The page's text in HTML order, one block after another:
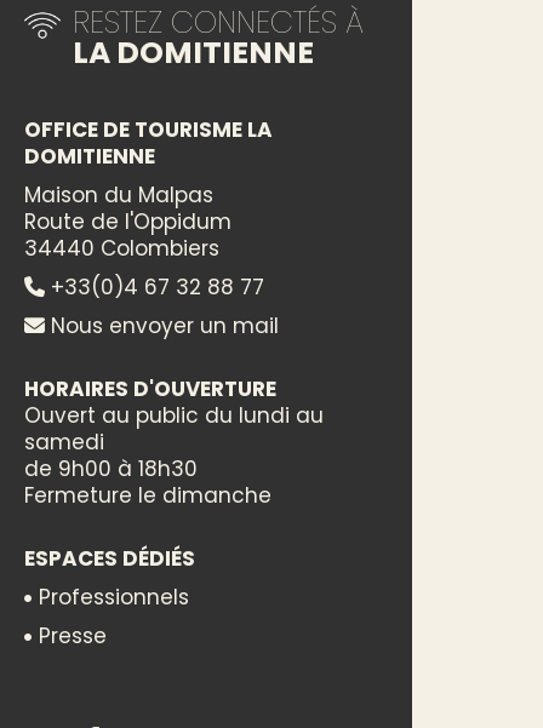
RESTEZ CONNECTÉS À
LA DOMITIENNE
OFFICE DE TOURISME LA
DOMITIENNE
Maison du Malpas
Route de l'Oppidum
34440 Colombiers
+33(0)4 67 32 88 77
Nous envoyer un mail
HORAIRES D'OUVERTURE
Ouvert au public du lundi au
samedi
de 9h00 à 18h30
Fermeture le dimanche
ESPACES DÉDIÉS
Professionnels
Presse